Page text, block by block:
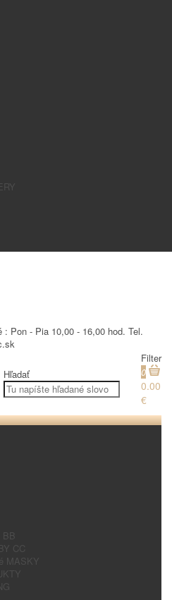
Pon - Pia 10,00 - 16,00 hod. Tel.
Hľadať
Filter
0
0.00
€
BB
CC
MASKY